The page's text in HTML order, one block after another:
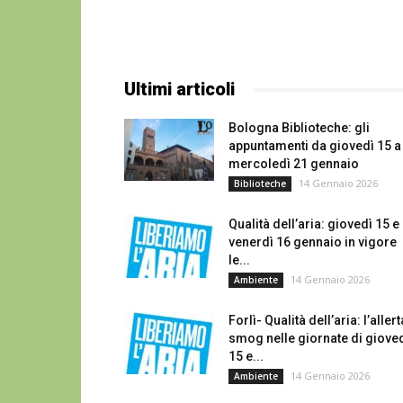
Ultimi articoli
Bologna Biblioteche: gli
appuntamenti da giovedì 15 a
mercoledì 21 gennaio
Biblioteche 14 Gennaio 2026
Qualità dell’aria: giovedì 15 e
venerdì 16 gennaio in vigore
le...
Ambiente 14 Gennaio 2026
Forlì- Qualità dell’aria:
smog nelle giornate di
15 e...
Ambiente 14 Gennaio 2026